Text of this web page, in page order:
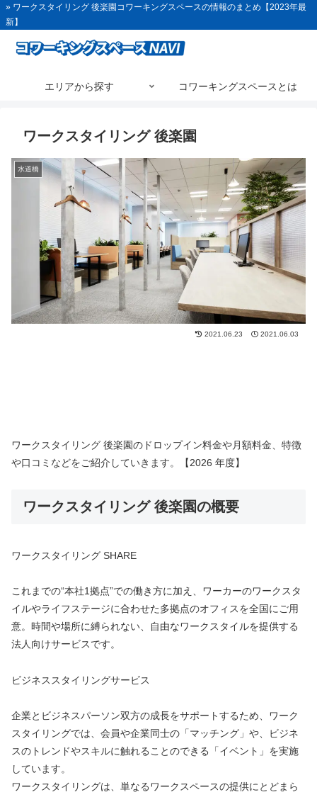
» ワークスタイリング 後楽園コワーキングスペースの情報のまとめ【2023年最
新】
エリアから探す コワーキングスペースとは
ワークスタイリング 後楽園
水道橋
2021.06.23 2021.06.03
ワークスタイリング 後楽園のドロップイン料金や月額料金、特徴
や口コミなどをご紹介していきます。【2026 年度】
ワークスタイリング 後楽園の概要
ワークスタイリング SHARE
これまでの“本社1拠点”での働き方に加え、ワーカーのワークスタ
イルやライフステージに合わせた多拠点のオフィスを全国にご用
意。時間や場所に縛られない、自由なワークスタイルを提供する
法人向けサービスです。
ビジネススタイリングサービス
企業とビジネスパーソン双方の成長をサポートするため、ワーク
スタイリングでは、会員や企業同士の「マッチング」や、ビジネ
スのトレンドやスキルに触れることのできる「イベント」を実施
しています。
ワークスタイリングは、単なるワークスペースの提供にとどまら